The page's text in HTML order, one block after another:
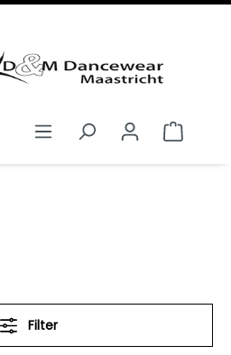
Filter